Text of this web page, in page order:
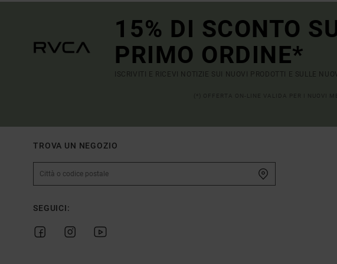
15% DI SCONTO
PRIMO ORDINE*
ISCRIVITI E RICEVI NOTIZIE SUI NUOVI PRODOTTI E SULLE
TROVA UN NEGOZIO
SEGUICI: